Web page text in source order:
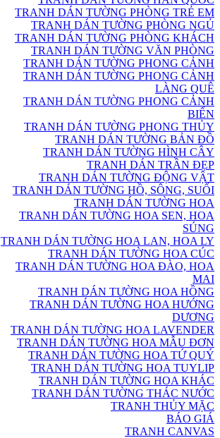
TRANH DÁN TƯỜNG PHÒNG TRẺ EM
TRANH DÁN TƯỜNG PHÒNG NGỦ
TRANH DÁN TƯỜNG PHÒNG KHÁCH
TRANH DÁN TƯỜNG VĂN PHÒNG
TRANH DÁN TƯỜNG PHONG CẢNH
TRANH DÁN TƯỜNG PHONG CẢNH
LÀNG QUÊ
TRANH DÁN TƯỜNG PHONG CẢNH
BIỂN
TRANH DÁN TƯỜNG PHONG THỦY
TRANH DÁN TƯỜNG BẢN ĐỒ
TRANH DÁN TƯỜNG HÌNH CÂY
TRANH DÁN TRẦN ĐẸP
TRANH DÁN TƯỜNG ĐỘNG VẬT
TRANH DÁN TƯỜNG HỒ, SÔNG, SUỐI
TRANH DÁN TƯỜNG HOA
TRANH DÁN TƯỜNG HOA SEN, HOA
SÚNG
TRANH DÁN TƯỜNG HOA LAN, HOA LY
TRANH DÁN TƯỜNG HOA CÚC
TRANH DÁN TƯỜNG HOA ĐÀO, HOA
MAI
TRANH DÁN TƯỜNG HOA HỒNG
TRANH DÁN TƯỜNG HOA HƯỚNG
DƯƠNG
TRANH DÁN TƯỜNG HOA LAVENDER
TRANH DÁN TƯỜNG HOA MẪU ĐƠN
TRANH DÁN TƯỜNG HOA TỨ QUÝ
TRANH DÁN TƯỜNG HOA TUYLIP
TRANH DÁN TƯỜNG HOA KHÁC
TRANH DÁN TƯỜNG THÁC NƯỚC
TRANH THỦY MẶC
BÁO GIÁ
TRANH CANVAS